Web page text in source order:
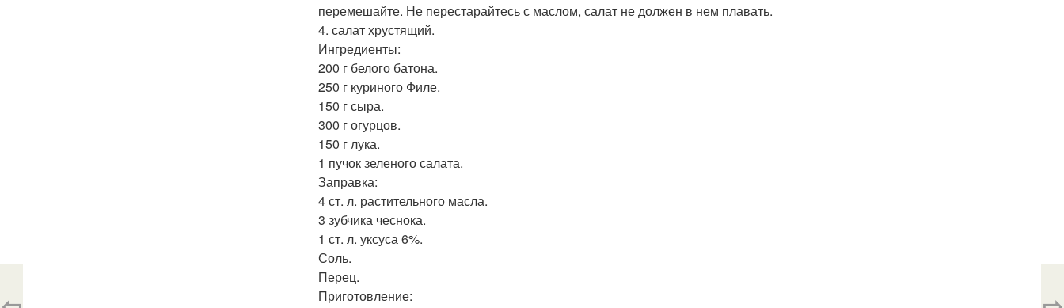
перемешайте. Не перестарайтесь с маслом, салат не должен в нем плавать.
4. салат хрустящий.
Ингредиенты:
200 г белого батона.
250 г куриного Филе.
150 г сыра.
300 г огурцов.
150 г лука.
1 пучок зеленого салата.
Заправка:
4 ст. л. растительного масла.
3 зубчика чеснока.
1 ст. л. уксуса 6%.
Соль.
Перец.
Приготовление: